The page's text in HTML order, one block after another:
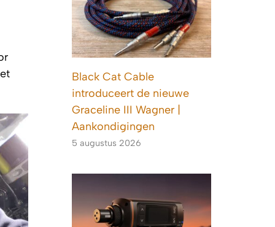
Black Cat Cable
introduceert de nieuwe
Graceline III Wagner |
Aankondigingen
5 augustus 2026